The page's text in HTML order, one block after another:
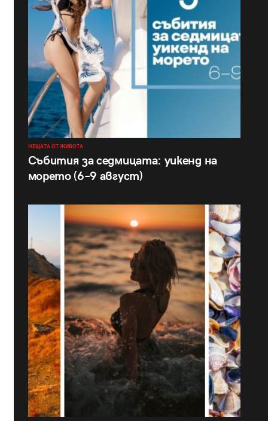
НЕЩАТА ОТ ЖИВОТА
Събития за седмицата: уикенд на
морето (6–9 август)